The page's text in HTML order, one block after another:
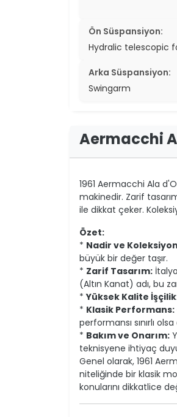
Ön Süspansiyon:
Hydralic telescopic
Arka Süspansiyon:
Swingarm
Aermacchi
1961 Aermacchi Ala
makinedir. Zarif
ile dikkat çeker.
Özet:
* Nadir ve
büyük bir değer taşır.
* Zarif Tasarım:
(Altın Kanat) adı, bu
*Yüksek Kalite
* Klasik Performans:
performansı sınırlı
* Bakım ve Onarım:
teknisyene ihtiyaç
Genel olarak, 1961
niteliğinde bir klasik
konularını dikkatlice